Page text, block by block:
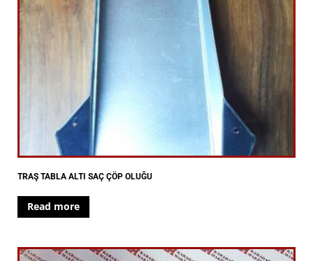
TRAŞ TABLA ALTI SAÇ ÇÖP OLUĞU
Read more